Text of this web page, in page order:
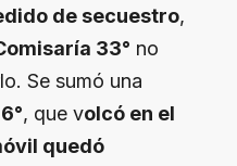
de secuestro,
33° no
Se sumó una
, que volcó en el
quedó